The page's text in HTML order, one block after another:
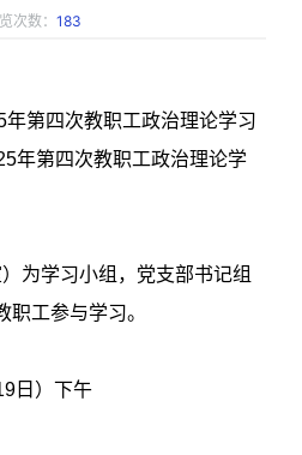
次数：183
年第四次教职工政治理论学习
年第四次教职工政治理论学
为学习小组，党支部书记组
工参与学习。
日）下午